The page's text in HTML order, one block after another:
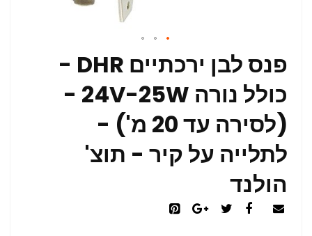
פנס לבן ירכתיים DHR -
כולל נורה 24V-25W -
(לסירה עד 20 מ') -
לתלייה על קיר - תוצ'
הולנד